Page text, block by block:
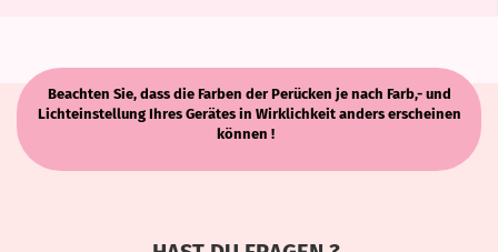
Beachten Sie, dass die Farben der Perücken je nach Farb,- und
Lichteinstellung Ihres Gerätes in Wirklichkeit anders erscheinen
können !